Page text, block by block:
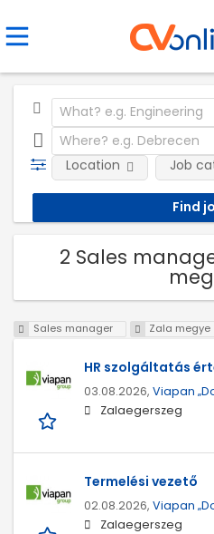
Location Job
2 Sales
Sales manager Zala megye
HR szolgáltatás
03.08.2026, Viapan
Zalaegerszeg
Termelési vezető
02.08.2026, Viapan
Zalaegerszeg